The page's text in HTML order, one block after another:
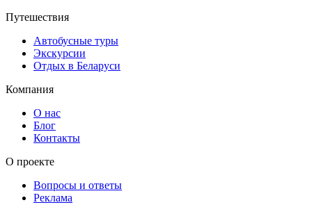
Путешествия
Автобусные туры
Экскурсии
Отдых в Беларуси
Компания
О нас
Блог
Контакты
О проекте
Вопросы и ответы
Реклама